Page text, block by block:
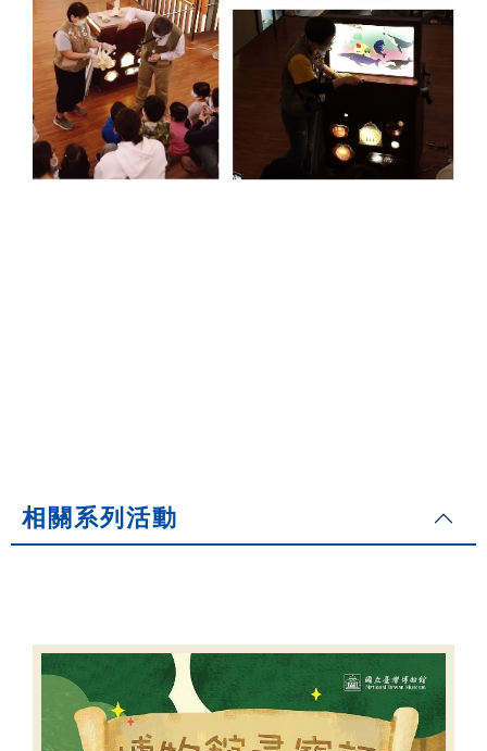
相關系列活動